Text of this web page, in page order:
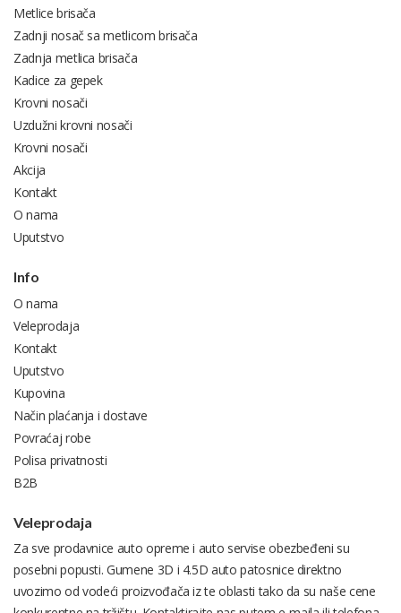
Metlice brisača
Zadnji nosač sa metlicom brisača
Zadnja metlica brisača
Kadice za gepek
Krovni nosači
Uzdužni krovni nosači
Krovni nosači
Akcija
Kontakt
O nama
Uputstvo
Info
O nama
Veleprodaja
Kontakt
Uputstvo
Kupovina
Način plaćanja i dostave
Povraćaj robe
Polisa privatnosti
B2B
Veleprodaja
Za sve prodavnice auto opreme i auto servise obezbeđeni su
posebni popusti. Gumene 3D i 4.5D auto patosnice direktno
uvozimo od vodeći proizvođača iz te oblasti tako da su naše cene